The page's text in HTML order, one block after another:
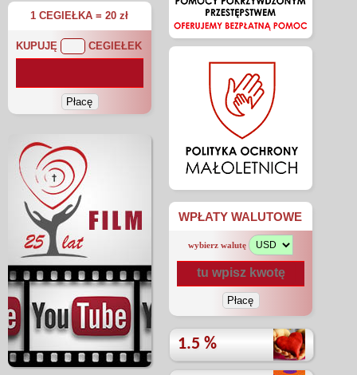
1 CEGIEŁKA = 20 zł
KUPUJĘ CEGIEŁEK
WPŁATY WALUTOWE
wybierz walutę
1.5 %